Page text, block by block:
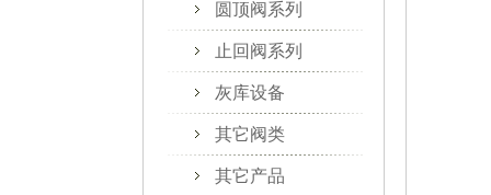
圆顶阀系列
止回阀系列
灰库设备
其它阀类
其它产品